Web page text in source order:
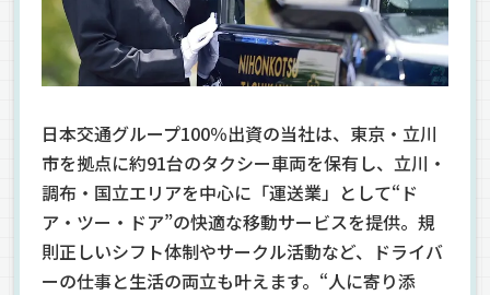
日本交通グループ100％出資の当社は、東京・立川
市を拠点に約91台のタクシー車両を保有し、立川・
調布・国立エリアを中心に「運送業」として“ド
ア・ツー・ドア”の快適な移動サービスを提供。規
則正しいシフト体制やサークル活動など、ドライバ
ーの仕事と生活の両立も叶えます。“人に寄り添